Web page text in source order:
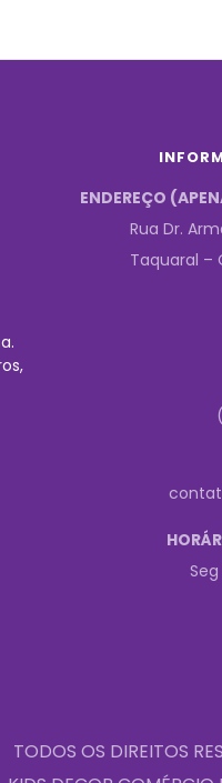
ENDEREÇO
Rua Dr.
Taquaral –
TODOS OS DIREITOS